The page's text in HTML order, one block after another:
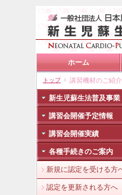
ホーム
トップ 講習機材のご紹介
新生児蘇生法普及事業
講習会開催予定情報
講習会開催実績
各種手続きのご案内
新規に認定を受ける方
認定を更新される方へ